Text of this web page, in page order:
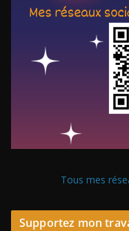
Tous mes
Supportez mon